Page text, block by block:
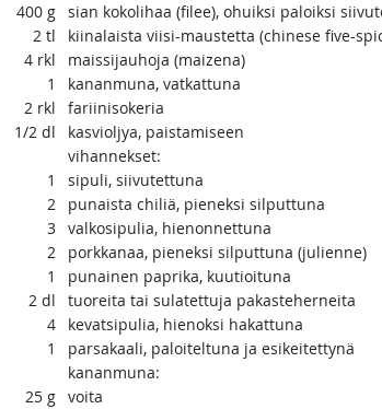
400 g sian kokolihaa (filee), ohuiksi paloiksi
2 tl
kiinalaista viisi-maustetta (chinese five-
4 rkl
maissijauhoja (maizena)
1
kananmuna, vatkattuna
2 rkl
fariinisokeria
1/2 dl
kasvioljya, paistamiseen
vihannekset:
1
sipuli, siivutettuna
2
punaista chiliä, pieneksi silputtuna
3 valkosipulia, hienonnettuna
2
porkkanaa, pieneksi silputtuna (julienne)
1
punainen paprika, kuutioituna
2 dl
tuoreita tai sulatettuja pakasteherneita
4
kevatsipulia, hienoksi hakattuna
1
parsakaali, paloiteltuna ja esikeitettynä
kananmuna:
25 g voita